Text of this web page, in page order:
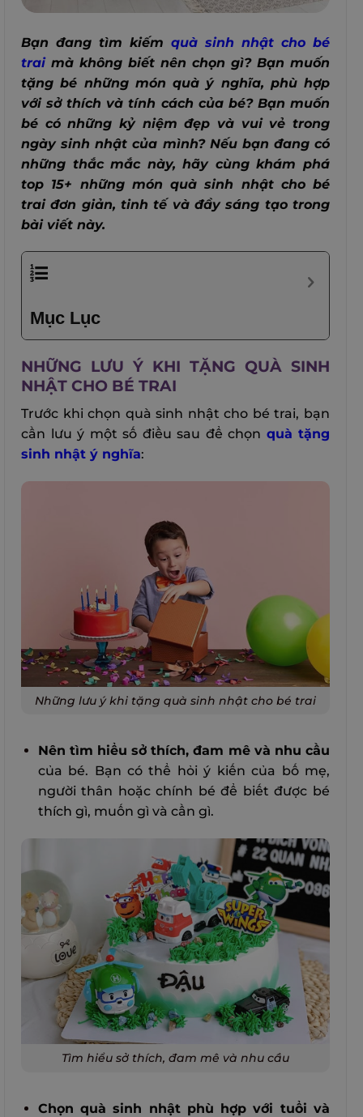
Bạn đang tìm kiếm quà sinh nhật cho bé
traimà không biết nên chọn gì? Bạn muốn
tặng bé những món quà ý nghĩa, phù hợp
với sở thích và tính cách của bé? Bạn muốn
bé có những kỷ niệm đẹp và vui vẻ trong
ngày sinh nhật của mình? Nếu bạn đang có
những thắc mắc này, hãy cùng khám phá
top 15+ những món quà sinh nhật cho bé
trai đơn giản, tinh tế và đầy sáng tạo trong
bài viết này.
Mục Lục
NHỮNG LƯU Ý KHI TẶNG QUÀ SINH
NHẬT CHO BÉ TRAI
Trước khi chọn quà sinh nhật cho bé trai, bạn
cần lưu ý một số điều sau để chọn quà tặng
sinh nhật ý nghĩa:
Những lưu ý khi tặng quà sinh nhật cho bé trai
Nên tìm hiểu sở thích, đam mê và nhu cầu
của bé. Bạn có thể hỏi ý kiến của bố mẹ,
người thân hoặc chính bé để biết được bé
thích gì, muốn gì và cần gì.
Tìm hiểu sở thích, đam mê và nhu cầu
Chọn quà sinh nhật phù hợp với tuổi và